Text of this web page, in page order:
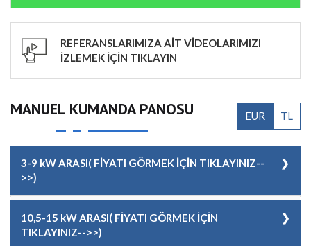
REFERANSLARIMIZA AİT VİDEOLARIMIZI
İZLEMEK İÇİN TIKLAYIN
MANUEL KUMANDA PANOSU EUR TL
3-9 kW ARASI( FİYATI GÖRMEK İÇİN TIKLAYINIZ--
>>)
21017143001
FİYAT
10,5-15 kW ARASI( FİYATI GÖRMEK İÇİN
TIKLAYINIZ-->>)